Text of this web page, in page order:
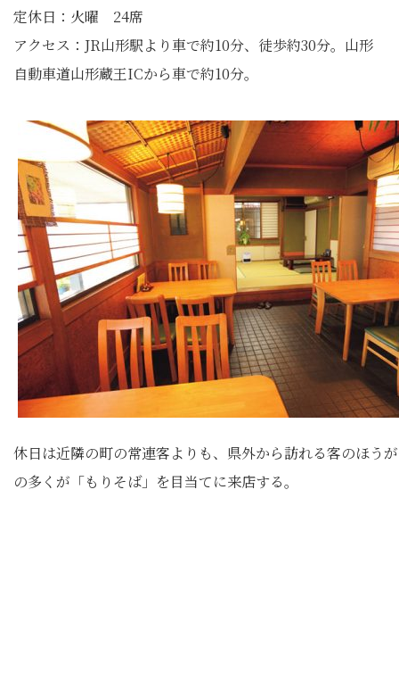
定休日：火曜 24席
アクセス：JR山形駅より車で約10分、徒歩約30分。山形
自動車道山形蔵王ICから車で約10分。
休日は近隣の町の常連客よりも、県外から訪れる客のほう
の多くが「もりそば」を目当てに来店する。